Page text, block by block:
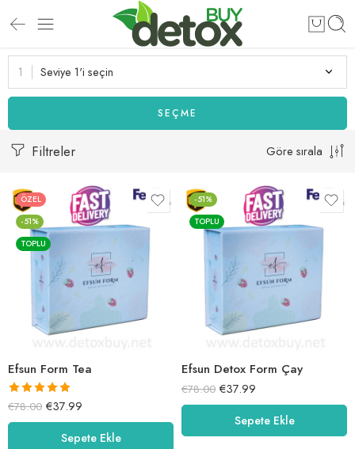
Seviye 1'i seçin
SEÇME
Filtreler Göre sırala
ÖZEL
-51%
TOPLU
Efsun Form Tea
5 üzerinden
5.00oy aldı
€78.00 €37.99
Sepete Ekle
-51%
TOPLU
Efsun Detox Form Çay
€78.00 €37.99
Sepete Ekle